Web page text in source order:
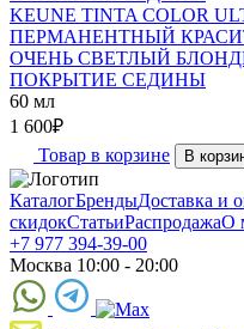
KEUNE TINTA COLOR
ПЕРМАНЕНТНЫЙ
ОЧЕНЬ СВЕТЛЫЙ
ПОКРЫТИЕ СЕДИНЫ
60 мл
1 600₽
Товар в корзине
В
КаталогБрендыДоставка и
скидокСтатьиРаспродажаО
+7 977 394-39-00
Москва 10:00 - 20:00